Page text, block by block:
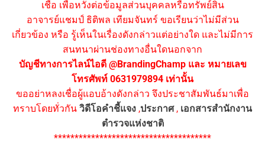
เชื่อ เพื่อหวังต่อข้อมูลส่วนบุคคลหรือทรัพย์สิน
อาจารย์แชมป์ ธิติพล เทียมจันทร์ ขอเรียนว่าไม่มีส่วน
เกี่ยวข้อง หรือ รู้เห็นในเรื่องดังกล่าวแต่อย่างใด และไม่มีการ
สนทนาผ่านช่องทางอื่นใดนอกจาก
บัญชีทางการไลน์ไอดี @BrandingChamp และ หมายเลข
โทรศัพท์ 0631979894 เท่านั้น
ขออย่าหลงเชื่อผู้แอบอ้างดังกล่าว จึงประชาสัมพันธ์มาเพื่อ
ทราบโดยทั่วกัน วิดีโอคำชี้แจง ,ประกาศ, เอกสารสำนักงาน
ตำรวจแห่งชาติ
**************************************